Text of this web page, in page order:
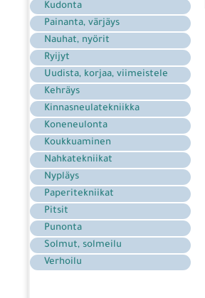
Kudonta
Painanta, värjäys
Nauhat, nyörit
Ryijyt
Uudista, korjaa, viimeistele
Kehräys
Kinnasneulatekniikka
Koneneulonta
Koukkuaminen
Nahkatekniikat
Nypläys
Paperitekniikat
Pitsit
Punonta
Solmut, solmeilu
Verhoilu